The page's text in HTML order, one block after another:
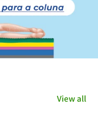
View all